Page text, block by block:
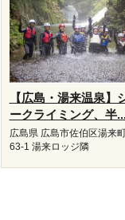
【広島・湯来温泉】
ークライミング、半
広島県 広島市佐伯区湯来
63-1 湯来ロッジ隣